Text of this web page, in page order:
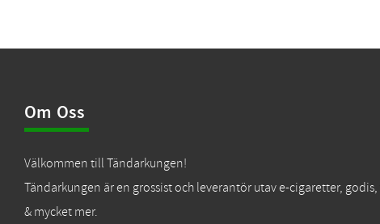
Om Oss
Välkommen till Tändarkungen!
Tändarkungen är en grossist och leverantör utav e-cigaretter,
& mycket mer.